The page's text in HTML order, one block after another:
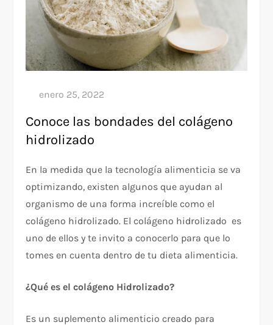
Conoce las bondades del colágeno
hidrolizado
En la medida que la tecnología alimenticia se va
optimizando, existen algunos que ayudan al
organismo de una forma increíble como el
colágeno hidrolizado. El colágeno hidrolizado es
uno de ellos y te invito a conocerlo para que lo
tomes en cuenta dentro de tu dieta alimenticia.
¿Qué es el colágeno Hidrolizado?
Es un suplemento alimenticio creado para